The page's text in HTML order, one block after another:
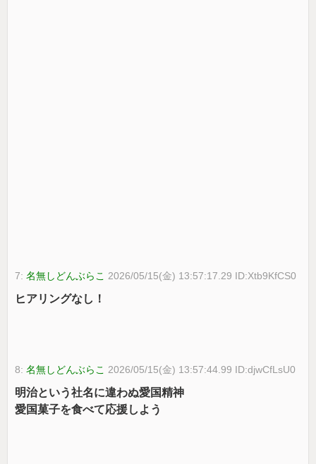
7:名無しどんぶらこ 2026/05/15(金) 13:57:17.29 ID:Xtb9KfCS0
ヒアリングなし！
8:名無しどんぶらこ 2026/05/15(金) 13:57:44.99 ID:djwCfLsU0
明治という社名に違わぬ愛国精神
愛国菓子を食べて応援しよう